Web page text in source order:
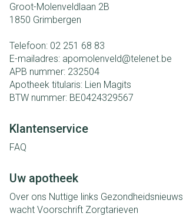
Groot-Molenveldlaan 2B
1850 Grimbergen
Telefoon: 02 251 68 83
E-mailadres: apomolenveld@telenet.be
APB nummer: 232504
Apotheek titularis: Lien Magits
BTW nummer: BE0424329567
Klantenservice
FAQ
Uw apotheek
Over ons Nuttige links Gezondheidsnieuws
wacht Voorschrift Zorgtarieven